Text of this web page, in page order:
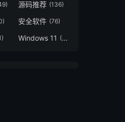
源码推荐 (136)
安全软件 (76)
Windows 11 (49)